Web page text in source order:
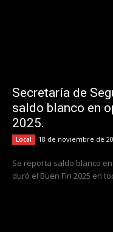
Secretaría de
saldo blanco en
2025.
Local 18 de noviembre de
Se reporta saldo blanco
duró el Buen Fin 2025 en